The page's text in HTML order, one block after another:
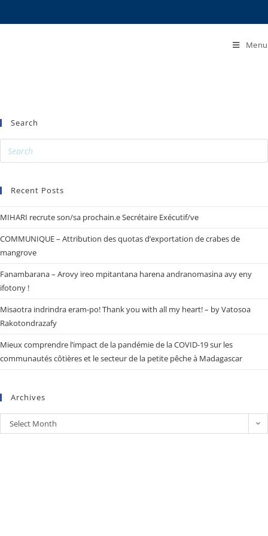
Menu
Search
Recent Posts
MIHARI recrute son/sa prochain.e Secrétaire Exécutif/ve
COMMUNIQUE – Attribution des quotas d’exportation de crabes de
mangrove
Fanambarana – Arovy ireo mpitantana harena andranomasina avy eny
ifotony !
Misaotra indrindra eram-po! Thank you with all my heart! – by Vatosoa
Rakotondrazafy
Mieux comprendre l’impact de la pandémie de la COVID-19 sur les
communautés côtières et le secteur de la petite pêche à Madagascar
Archives
Select Month